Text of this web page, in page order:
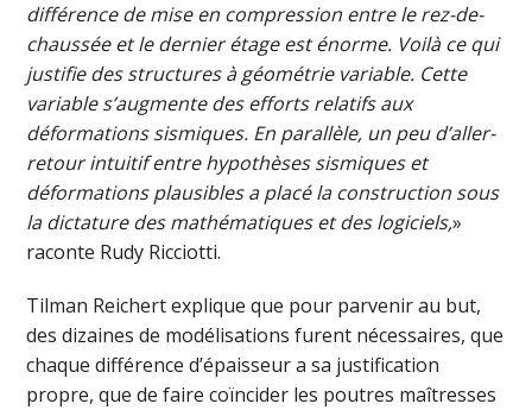
différence de mise en compression entre le rez-de-
chaussée et le dernier étage est énorme. Voilà ce qui
justifie des structures à géométrie variable. Cette
variable s’augmente des efforts relatifs aux
déformations sismiques. En parallèle, un peu d’aller-
retour intuitif entre hypothèses sismiques et
déformations plausibles a placé la construction sous
la dictature des mathématiques et des logiciels,»
raconte Rudy Ricciotti.
Tilman Reichert explique que pour parvenir au but,
des dizaines de modélisations furent nécessaires, que
chaque différence d’épaisseur a sa justification
propre, que de faire coïncider les poutres maîtresses